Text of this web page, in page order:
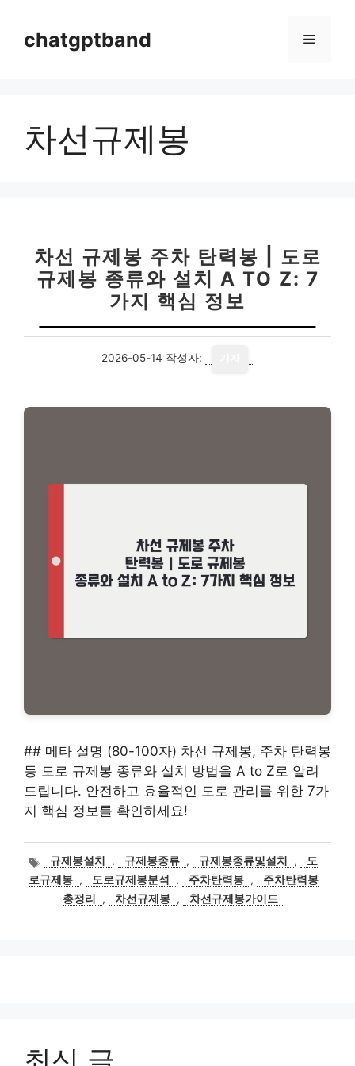
chatgptband 메
차선규제봉
차선 규제봉 주차 탄력봉 | 도로
규제봉 종류와 설치 A TO Z: 7
가지 핵심 정보
2026-05-14 작성자:
## 메타 설명 (80-100자) 차선 규제봉, 주차 탄력봉
등 도로 규제봉 종류와 설치 방법을 A to Z로 알려
드립니다. 안전하고 효율적인 도로 관리를 위한 7가
지 핵심 정보를 확인하세요!
태
그
규제봉설치 , 규제봉종류 , 규제봉종류및설치 ,
도
로규제봉 , 도로규제봉분석 , 주차탄력봉 ,
주차탄력봉
총정리
, 차선규제봉 , 차선규제봉가이드